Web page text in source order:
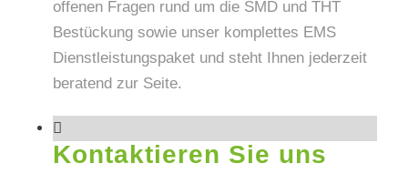
offenen Fragen rund um die SMD und THT
Bestückung sowie unser komplettes EMS
Dienstleistungspaket und steht Ihnen jederzeit
beratend zur Seite.
Kontaktieren Sie uns